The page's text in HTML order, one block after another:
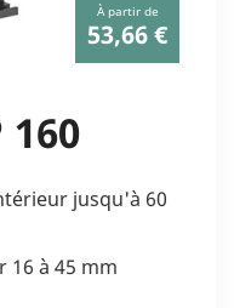
À partir de
53,66 €
160
jusqu'à 60
à 45 mm